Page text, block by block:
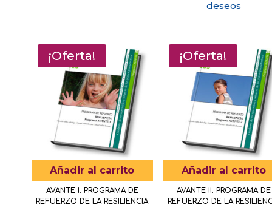
deseos
¡Oferta!
Añadir al carrito
AVANTE I. PROGRAMA DE
REFUERZO DE LA RESILIENCIA
¡Oferta!
Añadir al carrito
AVANTE II. PROGRAMA DE
REFUERZO DE LA